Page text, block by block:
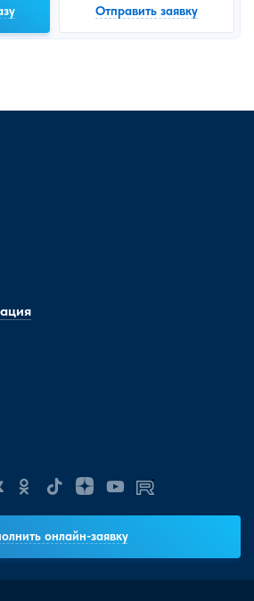
Отправить заявку
онлайн-заявку